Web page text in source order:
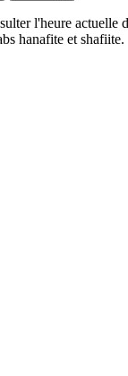
l'heure
hanafite et shafiite.